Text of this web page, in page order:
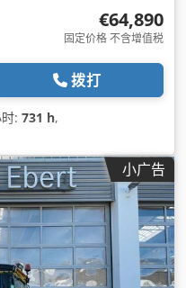
€64,890
固定价格 不含增值税
拨打
: 731 h,
小广告